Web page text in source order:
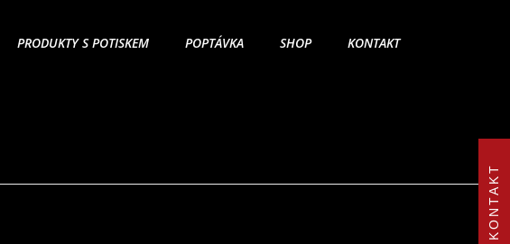
KONTAKT
PRODUKTY S POTISKEM POPTÁVKA SHOP KONTAKT